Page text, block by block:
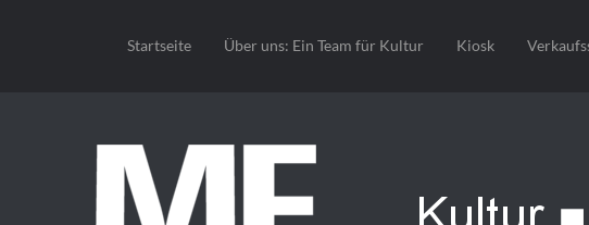
Startseite Über uns: Ein Team für Kultur Kiosk